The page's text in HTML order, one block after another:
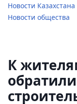
Новости
Новости общества
К